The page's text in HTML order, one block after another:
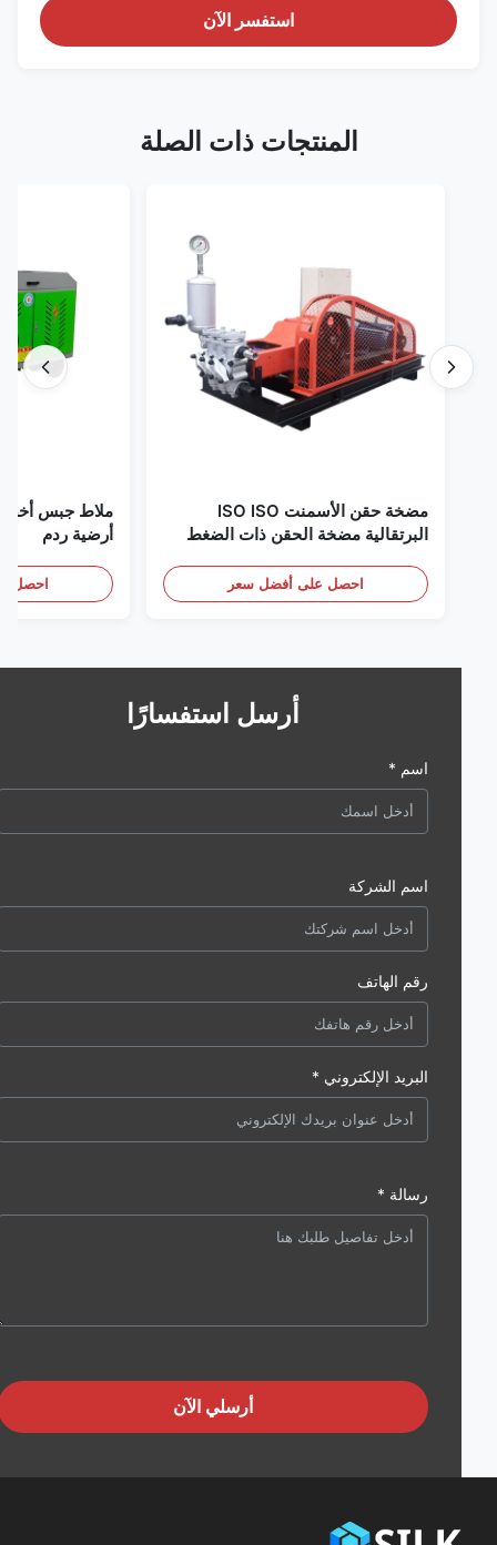
استفسر الآن
المنتجات ذات الصلة
مضخة حقن الأسمنت ISO ISO
البرتقالية مضخة الحقن ذات الضغط
احصل على أفضل سعر
أرضية ردم
احصل على
أرسل استفسارًا
اسم *
اسم الشركة
رقم الهاتف
البريد الإلكتروني *
رسالة *
أرسلي الآن